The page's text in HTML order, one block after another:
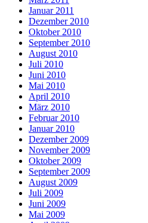
Januar 2011
Dezember 2010
Oktober 2010
September 2010
August 2010
Juli 2010
Juni 2010
Mai 2010
April 2010
März 2010
Februar 2010
Januar 2010
Dezember 2009
November 2009
Oktober 2009
September 2009
August 2009
Juli 2009
Juni 2009
Mai 2009